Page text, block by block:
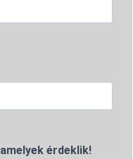
érdeklik!